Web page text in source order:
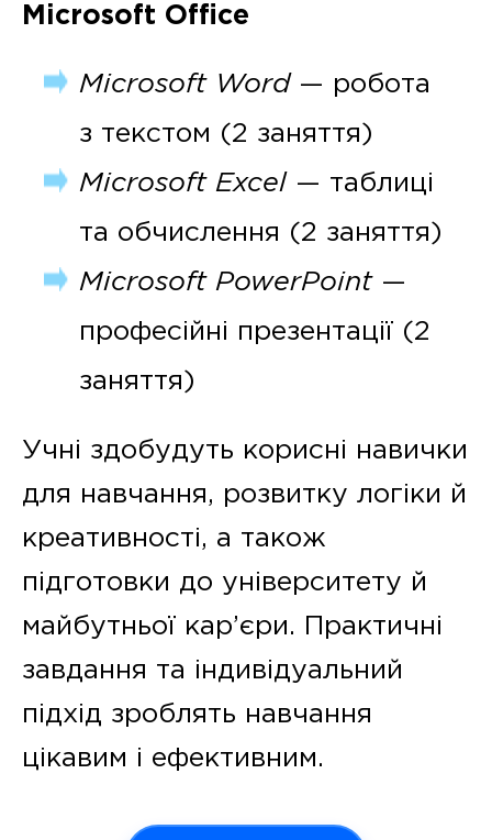
Microsoft Office
Microsoft Word — робота
з текстом (2 заняття)
Microsoft Excel — таблиці
та обчислення (2 заняття)
Microsoft PowerPoint—
професійні презентації (2
заняття)
Учні здобудуть корисні навички
для навчання, розвитку логіки й
креативності, а також
підготовки до університету й
майбутньої кар’єри. Практичні
завдання та індивідуальний
підхід зроблять навчання
цікавим і ефективним.